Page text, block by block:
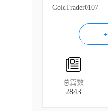
GoldTrader0107
总篇数
2843